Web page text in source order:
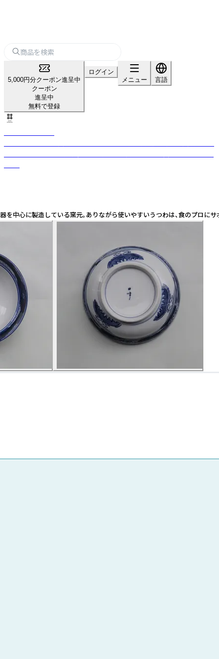
5,000円分クーポン進呈中
クーポン
進呈中
無料で登録
ログイン
メニュー
言語
中心に製造している窯元。ありながら使いやすいうつわは、食のプロにサ